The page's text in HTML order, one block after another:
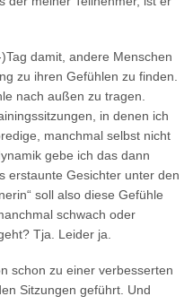
damit, andere Menschen
zu ihren Gefühlen zu finden.
nach außen zu tragen.
in denen ich
manchmal selbst nicht
gebe ich das dann
erstaunte Gesichter unter den
soll also diese Gefühle
schwach oder
Tja. Leider ja.
schon zu einer verbesserten
Sitzungen geführt. Und